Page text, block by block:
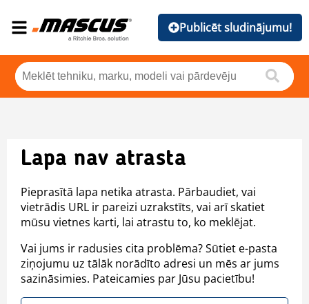
Publicēt sludinājumu!
Lapa nav atrasta
Pieprasītā lapa netika atrasta. Pārbaudiet, vai
vietrādis URL ir pareizi uzrakstīts, vai arī skatiet
mūsu vietnes karti, lai atrastu to, ko meklējat.
Vai jums ir radusies cita problēma? Sūtiet e-pasta
ziņojumu uz tālāk norādīto adresi un mēs ar jums
sazināsimies. Pateicamies par Jūsu pacietību!